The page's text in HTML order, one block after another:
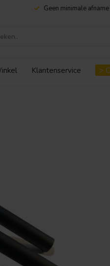
Geen minimale
Klantenservice >